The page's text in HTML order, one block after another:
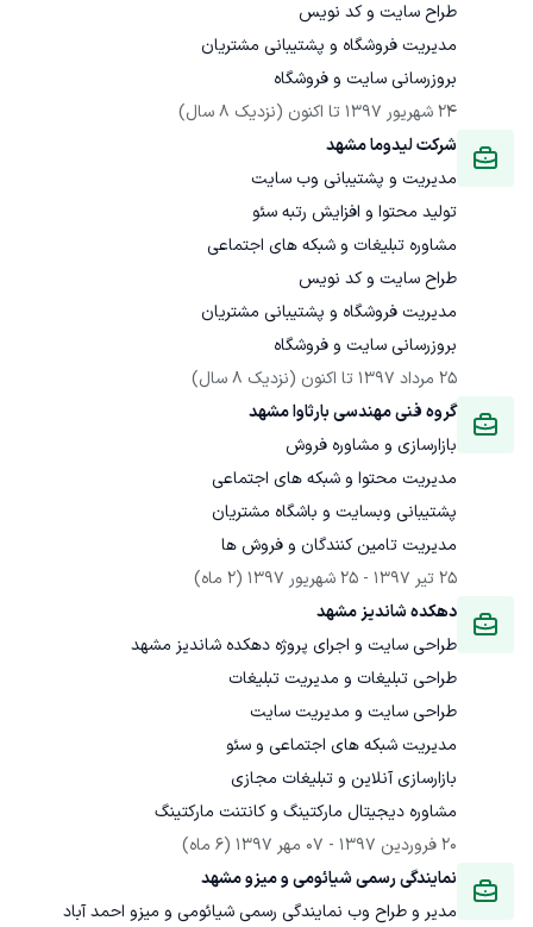
بروزرسانی سایت و فروشگاه
24 شهریور 1397
تا اکنون (نزدیک 8 سال)
شرکت لیدوما مشهد
بروزرسانی سایت و فروشگاه
25 مرداد 1397
تا اکنون (نزدیک 8 سال)
گروه فنی مهندسی بارثاوا مشهد
مدیریت تامین کنندگان و فروش ها
25 تیر 1397
- 25 شهریور 1397
(2 ماه)
دهکده شاندیز مشهد
مشاوره دیجیتال مارکتینگ و کانتنت مارکتینگ
20 فروردین 1397
- 07 مهر 1397
(6 ماه)
نمایندگی رسمی شیائومی و میزو مشهد
مدیر و طراح وب نمایندگی رسمی شیائومی و میزو احمد آباد